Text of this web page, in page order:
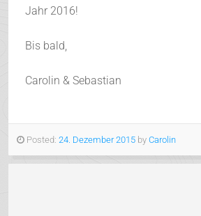
Jahr 2016!
Bis bald,
Carolin & Sebastian
Posted: 24. Dezember 2015 by Carolin